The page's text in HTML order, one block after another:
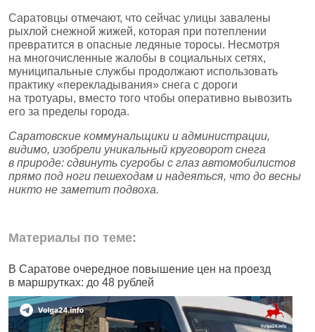
Саратовцы отмечают, что сейчас улицы завалены
рыхлой снежной жижей, которая при потеплении
превратится в опасные ледяные торосы. Несмотря
на многочисленные жалобы в социальных сетях,
муниципальные службы продолжают использовать
практику «перекладывания» снега с дороги
на тротуары, вместо того чтобы оперативно вывозить
его за пределы города.
Саратовские коммунальщики и администрации,
видимо, изобрели уникальный круговорот снега
в природе: сдвинуть сугробы с глаз автомобилистов
прямо под ноги пешеходам и надеяться, что до весны
никто не заметит подвоха.
Материалы по теме:
В Саратове очередное повышение цен на проезд
в маршрутках: до 48 рублей